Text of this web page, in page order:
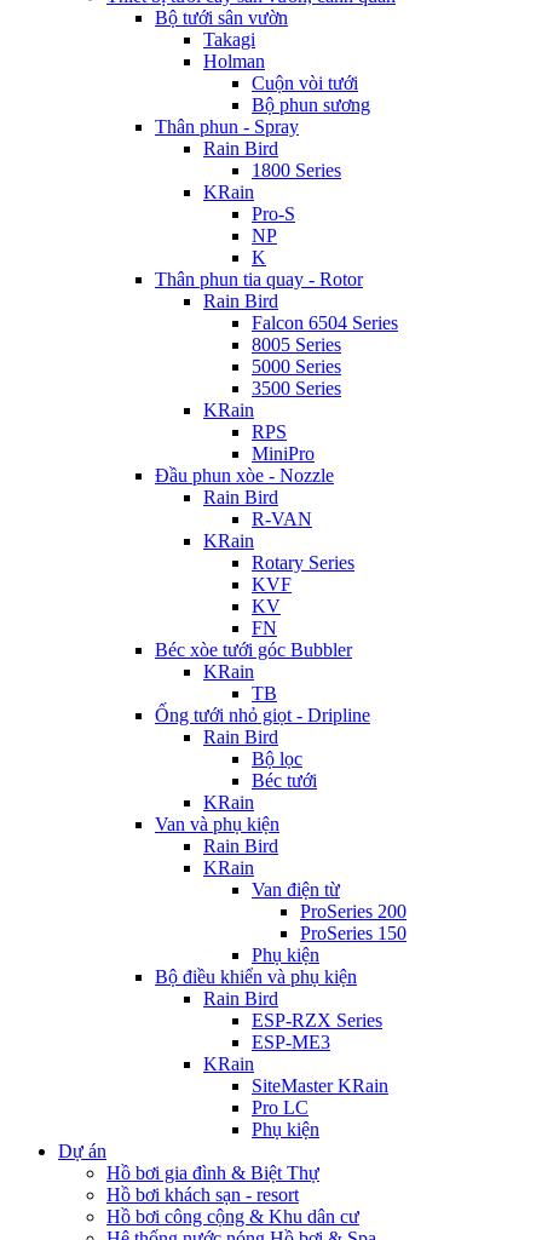
Bộ tưới sân vườn
Takagi
Holman
Cuộn vòi tưới
Bộ phun sương
Thân phun - Spray
Rain Bird
1800 Series
KRain
Pro-S
NP
K
Thân phun tia quay - Rotor
Rain Bird
Falcon 6504 Series
8005 Series
5000 Series
3500 Series
KRain
RPS
MiniPro
Đầu phun xòe - Nozzle
Rain Bird
R-VAN
KRain
Rotary Series
KVF
KV
FN
Béc xòe tưới góc Bubbler
KRain
TB
Ống tưới nhỏ giọt - Dripline
Rain Bird
Bộ lọc
Béc tưới
KRain
Van và phụ kiện
Rain Bird
KRain
Van điện từ
ProSeries 200
ProSeries 150
Phụ kiện
Bộ điều khiển và phụ kiện
Rain Bird
ESP-RZX Series
ESP-ME3
KRain
SiteMaster KRain
Pro LC
Phụ kiện
Dự án
Hồ bơi gia đình & Biệt Thự
Hồ bơi khách sạn - resort
Hồ bơi công cộng & Khu dân cư